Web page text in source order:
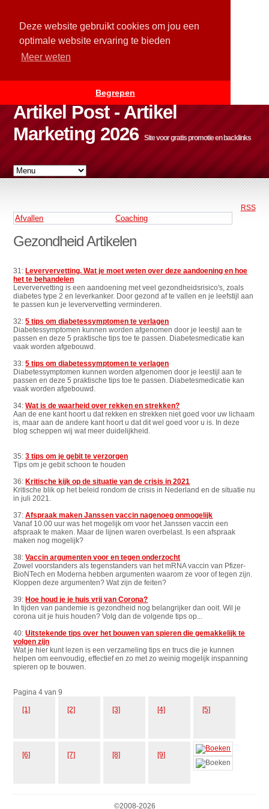
Deze website gebruikt cookies om jou een
optimale website ervaring te bieden
Meer weten
Begrepen
Artikel Post - Artikel
Marketing 2026
Site voor gratis promotie en backlinks
RSS
Afvallen Coaching
Gezondheid Artikelen
31:Leververvetting. Wat je moet weten over deze aandoening en hoe
het te behandelen
Leververvetting is een aandoening met veel gezondheidsrisico's, zoals
diabetes type 2 en leverkanker. Door gezond af te vallen en je leefstijl aan
te passen kun je leververvetting verminderen.
32:5 tips om diabetessymptomen te verlagen
Diabetessymptomen kunnen worden afgenomen door je leestijl aan te
passen en deze 5 praktische tips toe te passen. Diabetesmedicatie kan
vaak worden afgebouwd.
33:5 tips om diabetessymptomen te verlagen
Diabetessymptomen kunnen worden afgenomen door je leestijl aan te
passen en deze 5 praktische tips toe te passen. Diabetesmedicatie kan
vaak worden afgebouwd.
34:Wat is de waarheid over rekken en strekken?
Aan de ene kant hoort u dat rekken en strekken niet goed voor uw lichaam
is, maar aan de andere kant hoort u dat dit wel goed voor u is. In deze
blog scheppen wij wat meer duidelijkheid.
35:3 tips om je gebit te verzorgen
Tips om je gebit schoon te houden
36:Kritische kijk op de situatie van de crisis in 2021
Kritische blik op het beleid rondom de crisis in Nederland en de situatie nu
in juli 2021.
37:Afspraak maken Janssen vaccin nagenoeg onmogelijk
Vanaf 10.00 uur was het mogelijk om voor het Janssen vaccin een
afspraak te maken. Maar de lijnen waren overbelast. Is een afspraak
maken nog mogelijk?
38:Vaccin argumenten voor en tegen onderzocht
Zowel voorstanders als tegenstanders van het mRNA vaccin van Pfizer-
BioNTech en Moderna hebben argumenten waarom ze voor of tegen zijn.
Kloppen deze argumenten? Wat zijn de feiten?
39:Hoe houd je je huis vrij van Corona?
In tijden van pandemie is gezondheid nog belangrijker dan ooit. Wil je
corona uit je huis houden? Volg dan de volgende tips op...
40:Uitstekende tips over het bouwen van spieren die gemakkelijk te
volgen zijn
Wat je hier kunt lezen is een verzameling tips en trucs die je kunnen
helpen om eenvoudig, effectief en zo met zo weinig mogelijk inspanning
spieren op te bouwen.
Pagina 4 van 9
[1] [2] [3] [4] [5]
[6] [7] [8] [9]
©2008-2026